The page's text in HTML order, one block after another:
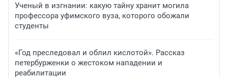
Ученый в изгнании: какую тайну хранит могила
профессора уфимского вуза, которого обожали
студенты
«Год преследовал и облил кислотой». Рассказ
петербурженки о жестоком нападении и
реабилитации